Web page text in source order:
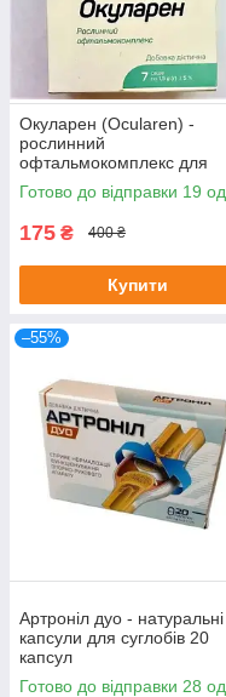
Окуларен (Ocularen) -
рослинний
офтальмокомплекс для
покращення зору, 7 саше
Готово до відправки 19 од.
175 ₴ 400 ₴
Купити
–55%
Артроніл дуо - натуральні
капсули для суглобів 20
капсул
Готово до відправки 28 од.